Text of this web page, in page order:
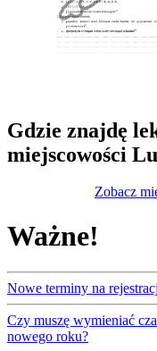
Gdzie znajdę
miejscowości
Zobacz
Ważne!
Nowe terminy na
Czy muszę wymieniać
nowego roku?